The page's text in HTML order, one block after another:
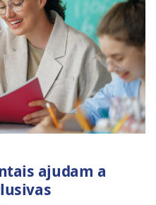
ajudam a